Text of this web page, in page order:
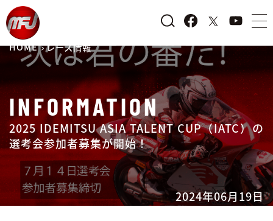
HOME レース情報
INFORMATION
2025 IDEMITSU ASIA TALENT CUP（IATC）の
選考会参加者募集が開始！
2024年06月19日